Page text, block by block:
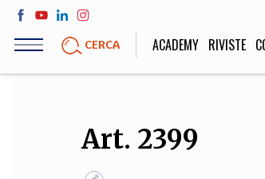
Salta
contenuto
CERCA ACADEMY RIVISTE
LIFE STYLE
Sport, Cucina, Viaggi,
Moda
Art. 2399